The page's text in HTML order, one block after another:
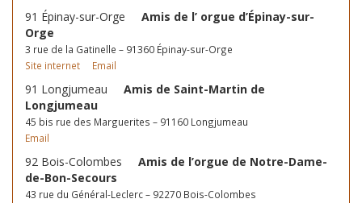
91 Épinay-sur-Orge Amis de l’ orgue d’Épinay-sur-
Orge
3 rue de la Gatinelle – 91360 Épinay-sur-Orge
Site internet
Email
91 Longjumeau Amis de Saint-Martin de
Longjumeau
45 bis rue des Marguerites – 91160 Longjumeau
Email
92 Bois-Colombes Amis de l’orgue de Notre-Dame-
de-Bon-Secours
43 rue du Général-Leclerc – 92270 Bois-Colombes